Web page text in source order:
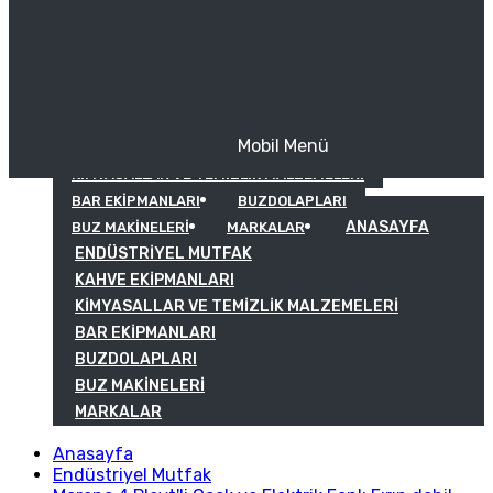
KIMYASALLAR VE TEMIZLIK MALZEMELERI
BAR EKIPMANLARI
BUZDOLAPLARI
BUZ MAKINELERI
MARKALAR
Mobil Menü
ANASAYFA
ENDÜSTRIYEL MUTFAK
KAHVE EKIPMANLARI
KIMYASALLAR VE TEMIZLIK MALZEMELERI
BAR EKIPMANLARI
BUZDOLAPLARI
BUZ MAKINELERI
MARKALAR
Anasayfa
Endüstriyel Mutfak